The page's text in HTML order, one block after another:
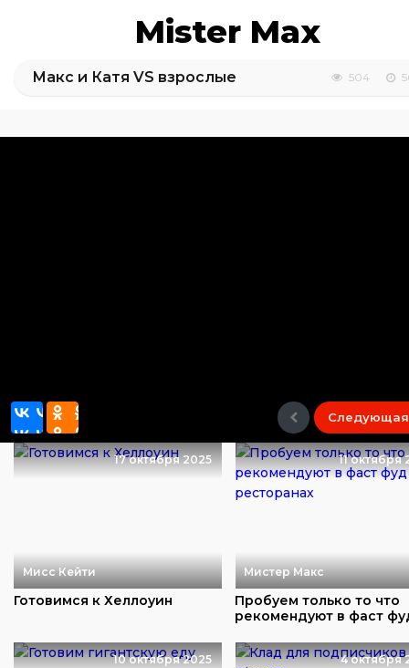
Mister Max
Макс и Катя VS взрослые 504
Следующая
17 октября 2025
Мисс Кейти
Готовимся к Хеллоуин
11 октября
Мистер Макс
Пробуем только то что
рекомендуют в фаст
10 октября 2025 4 октября